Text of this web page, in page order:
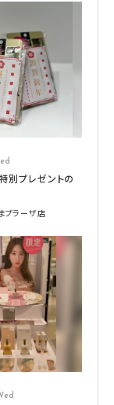
別プレゼントの
プラーザ店